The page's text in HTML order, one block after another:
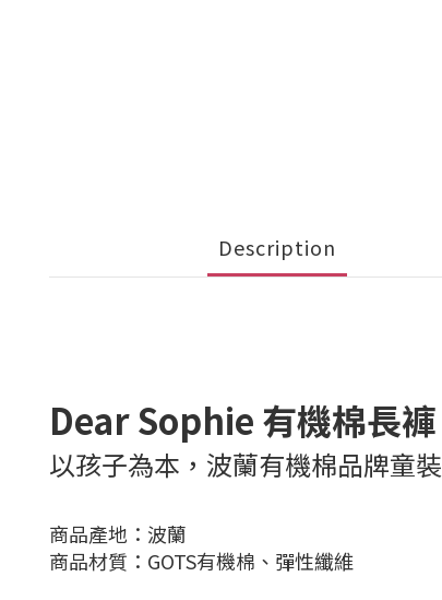
Description
Dear Sophie 有機棉長褲
以孩子為本，波蘭有機棉品牌童裝
商品產地：波蘭
商品材質：GOTS有機棉、彈性纖維